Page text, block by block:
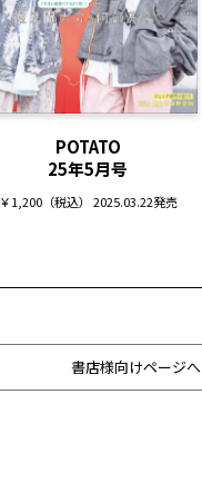
POTATO
25年5月号
￥1,200（税込） 2025.03.22発売
書店様向けページへ